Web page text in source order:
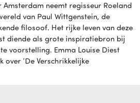
Amsterdam neemt regisseur Roeland
van Paul Wittgenstein, de
filosoof. Het rijke leven van deze
diende als grote inspiratiebron bij
voorstelling. Emma Louise Diest
‘De Verschrikkelijke